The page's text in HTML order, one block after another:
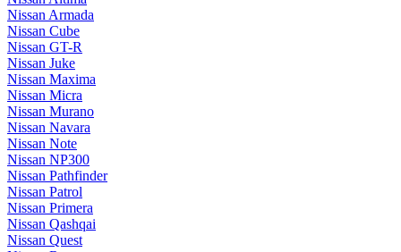
Nissan Armada
Nissan Cube
Nissan GT-R
Nissan Juke
Nissan Maxima
Nissan Micra
Nissan Murano
Nissan Navara
Nissan Note
Nissan NP300
Nissan Pathfinder
Nissan Patrol
Nissan Primera
Nissan Qashqai
Nissan Quest